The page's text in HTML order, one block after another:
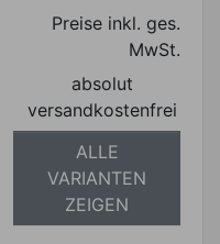
Preise inkl. ges.
MwSt.
absolut
versandkostenfrei
ALLE
VARIANTEN
ZEIGEN